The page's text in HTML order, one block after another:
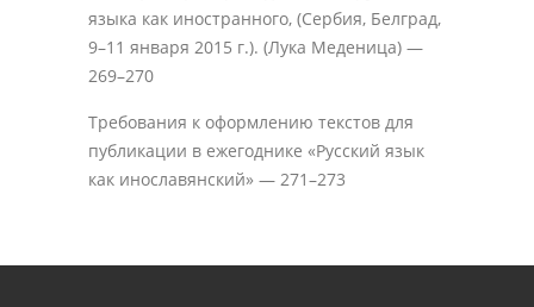
языка как иностранного, (Сербия, Белград,
9–11 января 2015 г.). (Лука Меденица) —
269–270
Требования к оформлению текстов для
публикации в ежегоднике «Русский язык
как инославянский» — 271–273